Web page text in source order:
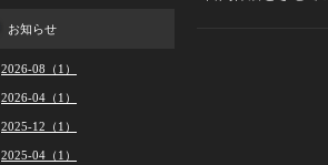
お知らせ
2026-08（1）
2026-04（1）
2025-12（1）
2025-04（1）